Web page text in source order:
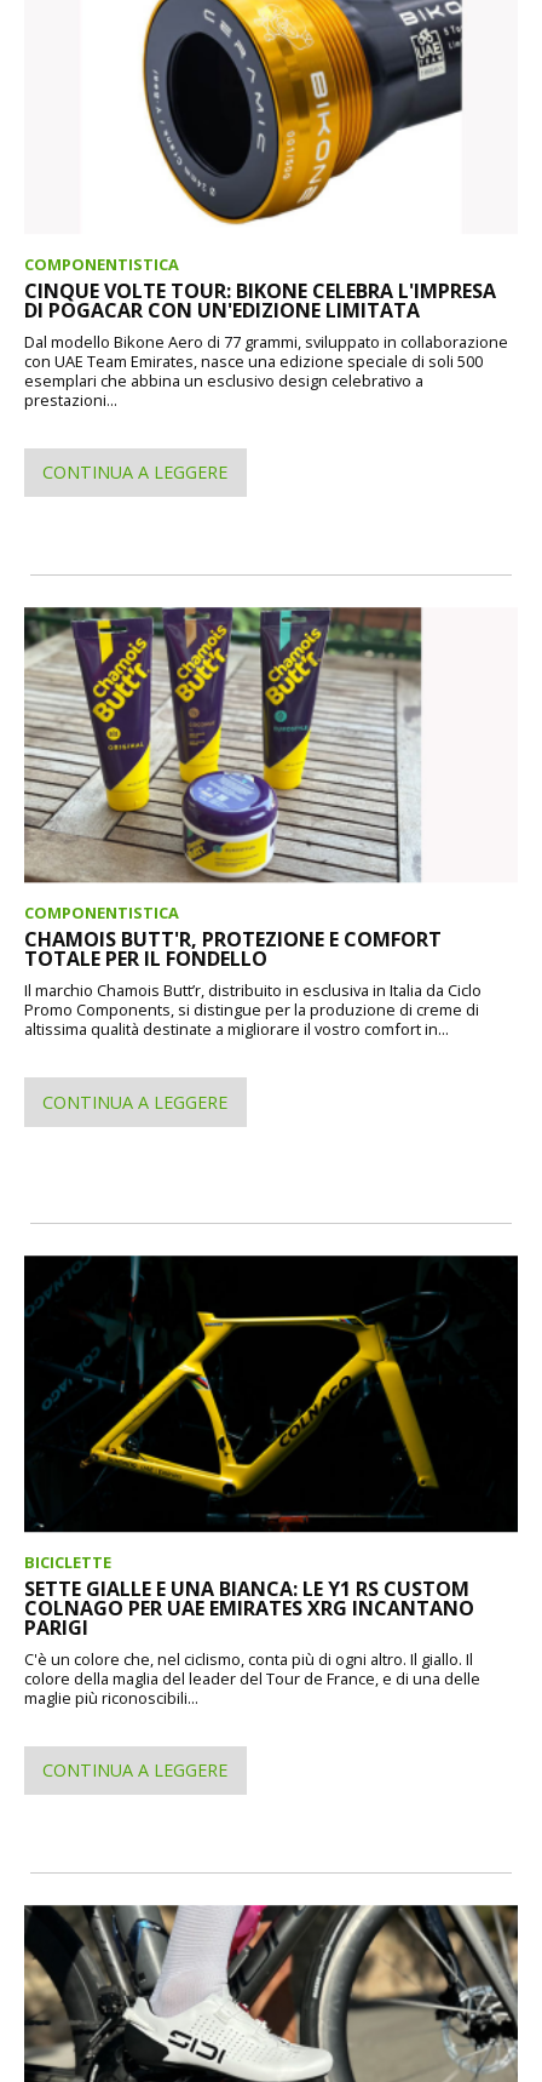
COMPONENTISTICA
CINQUE VOLTE TOUR: BIKONE CELEBRA L'IMPRESA
DI POGACAR CON UN'EDIZIONE LIMITATA
Dal modello Bikone Aero di 77 grammi, sviluppato in collaborazione
con UAE Team Emirates, nasce una edizione speciale di soli 500
esemplari che abbina un esclusivo design celebrativo a
prestazioni...
CONTINUA A LEGGERE
COMPONENTISTICA
CHAMOIS BUTT'R, PROTEZIONE E COMFORT
TOTALE PER IL FONDELLO
Il marchio Chamois Butt’r, distribuito in esclusiva in Italia da Ciclo
Promo Components, si distingue per la produzione di creme di
altissima qualità destinate a migliorare il vostro comfort in...
CONTINUA A LEGGERE
BICICLETTE
SETTE GIALLE E UNA BIANCA: LE Y1 RS CUSTOM
COLNAGO PER UAE EMIRATES XRG INCANTANO
PARIGI
C'è un colore che, nel ciclismo, conta più di ogni altro. Il giallo. Il
colore della maglia del leader del Tour de France, e di una delle
maglie più riconoscibili...
CONTINUA A LEGGERE